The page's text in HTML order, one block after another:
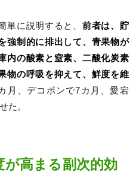
単に説明すると、 前者は、貯
強制的に排出して、青果物が
内の酸素と窒素、二酸化炭素
物の呼吸を抑えて、鮮度を維
月、デコポンで7カ月、愛宕
た。
高まる副次的効